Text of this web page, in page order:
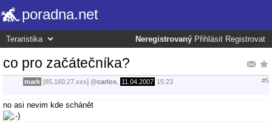
poradna.net
Neregistrovaný Přihlásit Registrovat
co pro začátečníka?
mark [85.160.27.xxx] @carlos 11.04.2007 15:23 #5
no asi nevim kde schánět